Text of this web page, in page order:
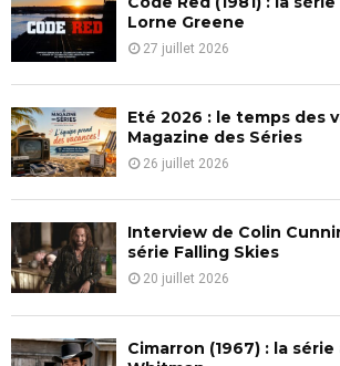
o
r
:
Lorne Greene
27 juillet 2026
Eté 2026 : le temps des
Magazine des Séries
26 juillet 2026
Interview de Colin
série Falling Skies
20 juillet 2026
Cimarron (1967) : la